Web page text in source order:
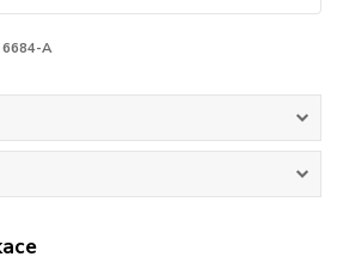
6684-A